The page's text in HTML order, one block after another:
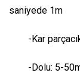
saniyede 1m
-Kar
-Dolu: 5-